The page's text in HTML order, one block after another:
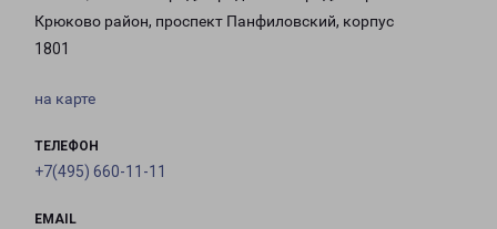
Крюково район, проспект Панфиловский, корпус
1801
на карте
ТЕЛЕФОН
+7(495) 660-11-11
EMAIL